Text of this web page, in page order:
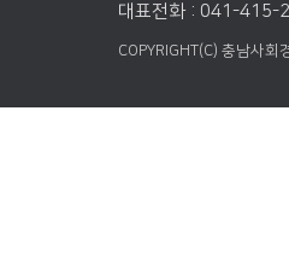
대표전화 : 041-415-
COPYRIGHT(C) 충남사회